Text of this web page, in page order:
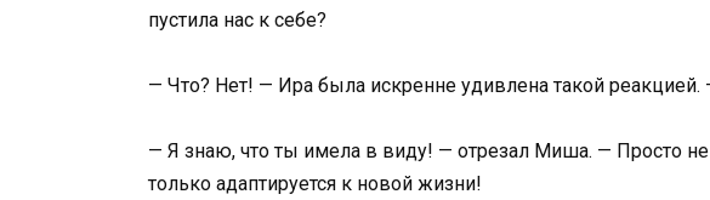
пустила нас к себе?
— Что? Нет! — Ира была искренне удивлена такой
— Я знаю, что ты имела в виду! — отрезал Миша. — Просто не
только адаптируется к новой жизни!